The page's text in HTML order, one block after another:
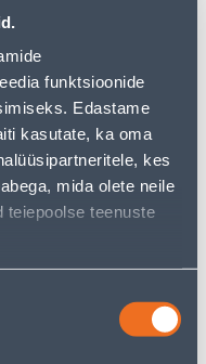
funktsioonide
Edastame
kasutate, ka oma
kes
mida olete neile
teiepoolse teenuste
TRIO
4XGU10
PUIT
.90 € /tk
TRIO